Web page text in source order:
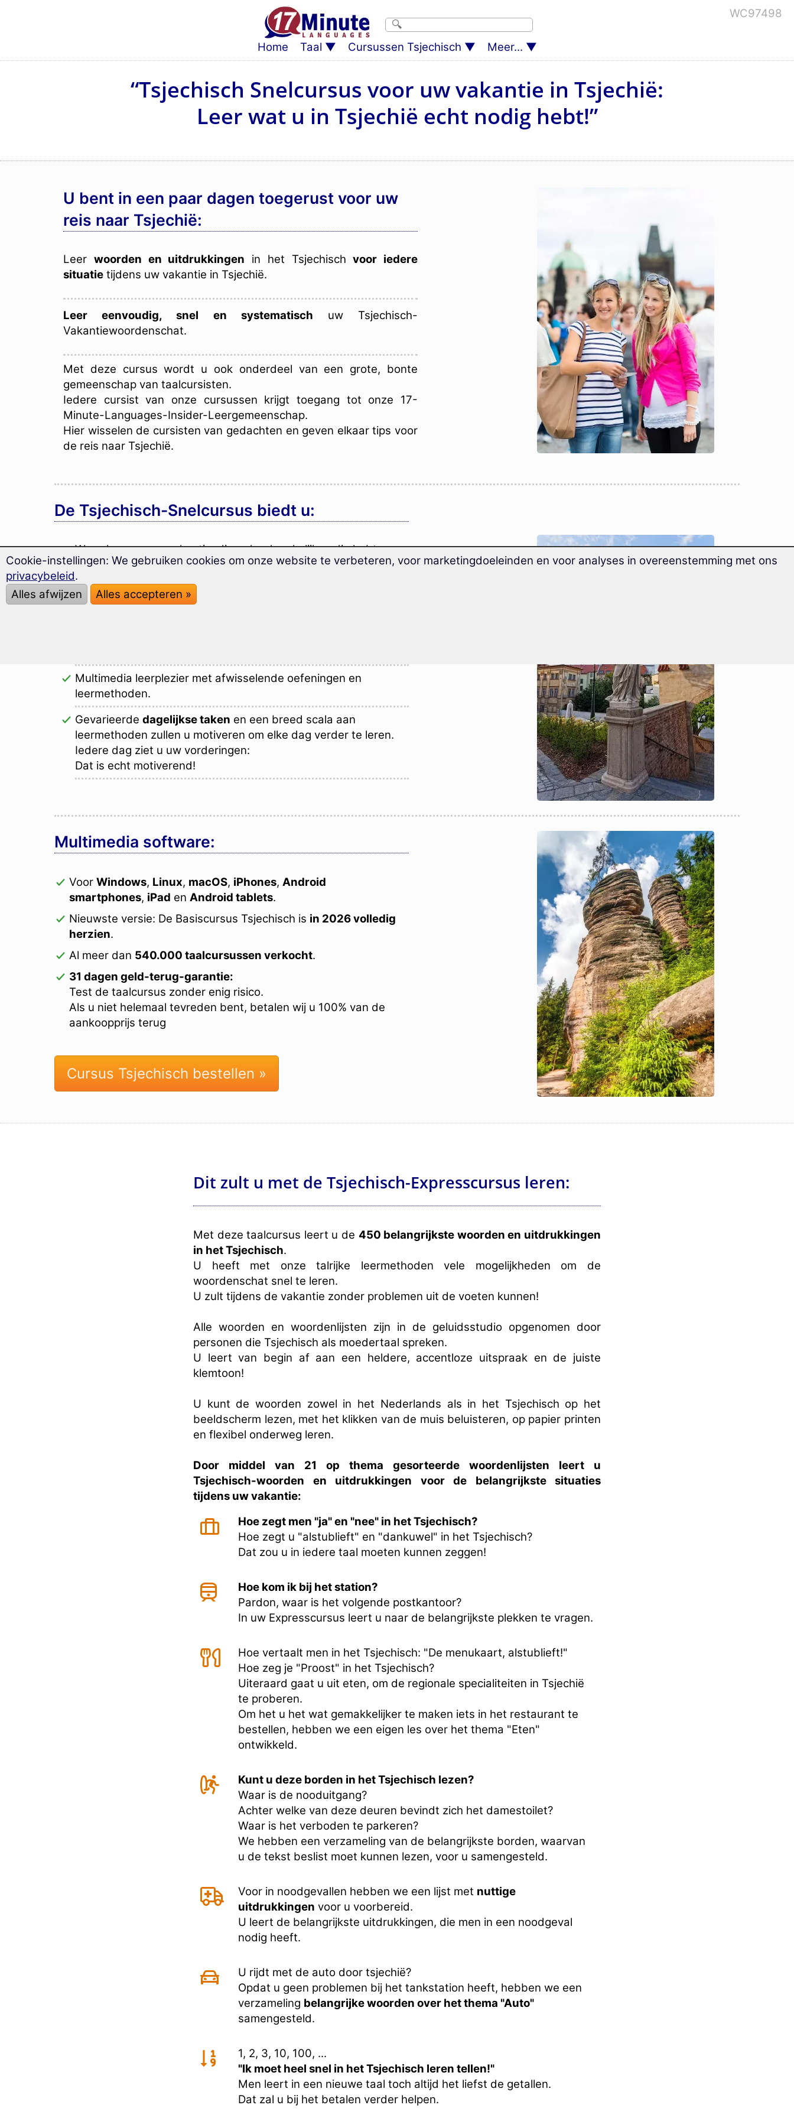
Home Taal Cursussen Tsjechisch Meer...
WC97498
“Tsjechisch Snelcursus voor uw vakantie in Tsjechië:
Leer wat u in Tsjechië echt nodig hebt!”
U bent in een paar dagen toegerust voor uw
reis naar Tsjechië:
Leer woorden en uitdrukkingen in het Tsjechischvoor iedere
situatie tijdens uw vakantie in Tsjechië.
Leer eenvoudig, snel en systematisch uw Tsjechisch-
Vakantiewoordenschat.
Met deze cursus wordt u ook onderdeel van een grote, bonte
gemeenschap van taalcursisten.
Iedere cursist van onze cursussen krijgt toegang tot onze 17-
Minute-Languages-Insider-Leergemeenschap.
Hier wisselen de cursisten van gedachten en geven elkaar tips voor
de reis naar Tsjechië.
De Tsjechisch-Snelcursus biedt u:
Woorden voor op vakantie, die u daadwerkelijk nodig hebt:
U leert de 450 belangrijkste woorden en uitdrukkingen.
U leert die woorden die van toepassing zijn op situaties tijdens
de vakantie: uit eten gaan, een hotel boeken, naar de prijs
Multimedia leerplezier met afwisselende oefeningen en
leermethoden.
Gevarieerde dagelijkse taken en een breed scala aan
leermethoden zullen u motiveren om elke dag verder te leren.
Iedere dag ziet u uw vorderingen:
Dat is echt motiverend!
Multimedia software:
Voor Windows, Linux, macOS, iPhones, Android
smartphones, iPad en Android tablets.
Nieuwste versie: De Basiscursus Tsjechisch is in 2026 volledig
herzien.
Al meer dan 540.000 taalcursussen verkocht.
31 dagen geld-terug-garantie:
Test de taalcursus zonder enig risico.
Als u niet helemaal tevreden bent, betalen wij u 100% van de
aankoopprijs terug
Cursus Tsjechisch bestellen »
Dit zult u met de Tsjechisch-Expresscursus leren:
Met deze taalcursus leert u de 450 belangrijkste woorden en uitdrukkingen
in het Tsjechisch.
U heeft met onze talrijke leermethoden vele mogelijkheden om de
woordenschat snel te leren.
U zult tijdens de vakantie zonder problemen uit de voeten kunnen!
Alle woorden en woordenlijsten zijn in de geluidsstudio opgenomen door
personen die Tsjechisch als moedertaal spreken.
U leert van begin af aan een heldere, accentloze uitspraak en de juiste
klemtoon!
U kunt de woorden zowel in het Nederlands als in het Tsjechisch op het
beeldscherm lezen, met het klikken van de muis beluisteren, op papier printen
en flexibel onderweg leren.
Door middel van 21 op thema gesorteerde woordenlijsten leert u
Tsjechisch-woorden en uitdrukkingen voor de belangrijkste situaties
tijdens uw vakantie:
Hoe zegt men "ja" en "nee" in het Tsjechisch?
Hoe zegt u "alstublieft" en "dankuwel" in het Tsjechisch?
Dat zou u in iedere taal moeten kunnen zeggen!
Hoe kom ik bij het station?
Pardon, waar is het volgende postkantoor?
In uw Expresscursus leert u naar de belangrijkste plekken te vragen.
Hoe vertaalt men in het Tsjechisch: "De menukaart, alstublieft!"
Hoe zeg je "Proost" in het Tsjechisch?
Uiteraard gaat u uit eten, om de regionale specialiteiten in Tsjechië
te proberen.
Om het u het wat gemakkelijker te maken iets in het restaurant te
bestellen, hebben we een eigen les over het thema "Eten"
ontwikkeld.
Kunt u deze borden in het Tsjechisch lezen?
Waar is de nooduitgang?
Achter welke van deze deuren bevindt zich het damestoilet?
Waar is het verboden te parkeren?
We hebben een verzameling van de belangrijkste borden, waarvan
u de tekst beslist moet kunnen lezen, voor u samengesteld.
Voor in noodgevallen hebben we een lijst met nuttige
uitdrukkingen voor u voorbereid.
U leert de belangrijkste uitdrukkingen, die men in een noodgeval
nodig heeft.
U rijdt met de auto door tsjechië?
Opdat u geen problemen bij het tankstation heeft, hebben we een
verzameling belangrijke woorden over het thema "Auto"
samengesteld.
1, 2, 3, 10, 100, ...
"Ik moet heel snel in het Tsjechisch leren tellen!"
Men leert in een nieuwe taal toch altijd het liefst de getallen.
Dat zal u bij het betalen verder helpen.
Cookie-instellingen: We gebruiken cookies om onze website te verbeteren, voor marketingdoeleinden en voor analyses in overeenstemming met ons
privacybeleid.
Alles afwijzen
Alles accepteren »